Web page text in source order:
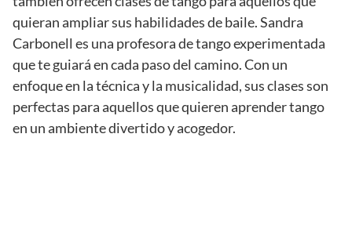
quieran ampliar sus habilidades de baile. Sandra
Carbonell es una profesora de tango experimentada
que te guiará en cada paso del camino. Con un
enfoque en la técnica y la musicalidad, sus clases son
perfectas para aquellos que quieren aprender tango
en un ambiente divertido y acogedor.